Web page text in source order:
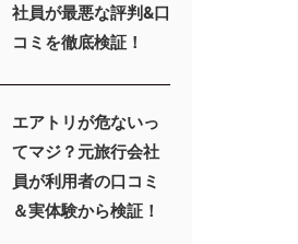
社員が最悪な評判&口
コミを徹底検証！
エアトリが危ないっ
てマジ？元旅行会社
員が利用者の口コミ
＆実体験から検証！